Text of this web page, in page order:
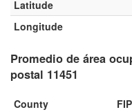
Latitude
Longitude
Promedio de área
postal 11451
County FIP